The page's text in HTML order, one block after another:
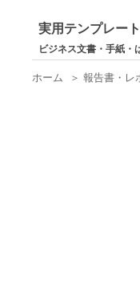
実用テンプレー
ビジネス文書・手紙
ホーム ＞報告書・レ